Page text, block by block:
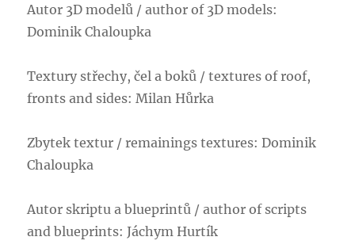
Autor 3D modelů / author of 3D models:
Dominik Chaloupka
Textury střechy, čel a boků / textures of roof,
fronts and sides: Milan Hůrka
Zbytek textur / remainings textures: Dominik
Chaloupka
Autor skriptu a blueprintů / author of scripts
and blueprints: Jáchym Hurtík